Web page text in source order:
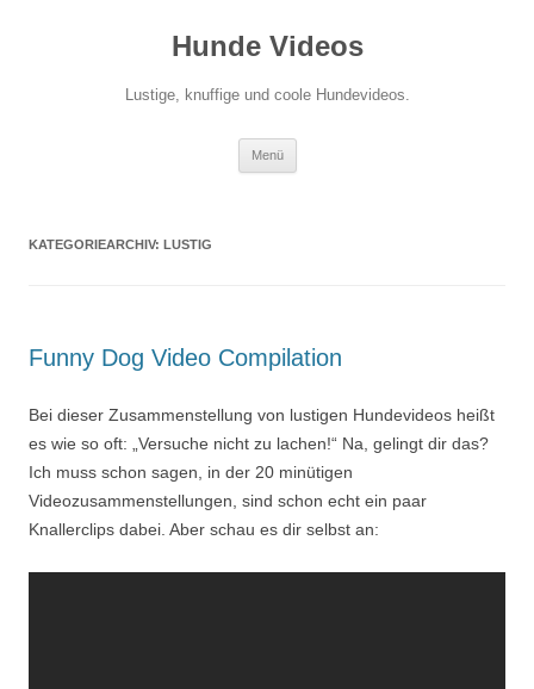
Hunde Videos
Lustige, knuffige und coole Hundevideos.
Menü
KATEGORIEARCHIV: LUSTIG
Funny Dog Video Compilation
Bei dieser Zusammenstellung von lustigen Hundevideos heißt
es wie so oft: „Versuche nicht zu lachen!“ Na, gelingt dir das?
Ich muss schon sagen, in der 20 minütigen
Videozusammenstellungen, sind schon echt ein paar
Knallerclips dabei. Aber schau es dir selbst an: